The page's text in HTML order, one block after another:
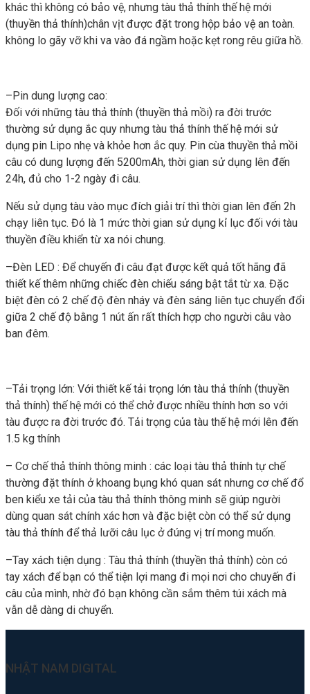
khác thì không có bảo vệ, nhưng tàu thả thính thế hệ mới
(thuyền thả thính)chân vịt được đặt trong hộp bảo vệ an toàn.
không lo gãy vỡ khi va vào đá ngầm hoặc kẹt rong rêu giữa hồ.
–Pin dung lượng cao:
Đối với những tàu thả thính (thuyền thả mồi) ra đời trước
thường sử dụng ắc quy nhưng tàu thả thính thế hệ mới sử
dụng pin Lipo nhẹ và khỏe hơn ắc quy. Pin cùa thuyền thả mồi
câu có dung lượng đến 5200mAh, thời gian sử dụng lên đến
24h, đủ cho 1-2 ngày đi câu.
Nếu sử dụng tàu vào mục đích giải trí thì thời gian lên đến 2h
chạy liên tục. Đó là 1 mức thời gian sử dụng kỉ lục đối với tàu
thuyền điều khiển từ xa nói chung.
–Đèn LED : Để chuyến đi câu đạt được kết quả tốt hãng đã
thiết kế thêm những chiếc đèn chiếu sáng bật tắt từ xa. Đặc
biệt đèn có 2 chế độ đèn nháy và đèn sáng liên tục chuyển đổi
giữa 2 chế độ bằng 1 nút ấn rất thích hợp cho người câu vào
ban đêm.
–Tải trọng lớn: Với thiết kế tải trọng lớn tàu thả thính (thuyền
thả thính) thế hệ mới có thể chở được nhiều thính hơn so với
tàu được ra đời trước đó. Tải trọng của tàu thế hệ mới lên đến
1.5 kg thính
– Cơ chế thả thính thông minh : các loại tàu thả thính tự chế
thường đặt thính ở khoang bụng khó quan sát nhưng cơ chế đổ
ben kiểu xe tải của tàu thả thính thông minh sẽ giúp người
dùng quan sát chính xác hơn và đặc biệt còn có thể sử dụng
tàu thả thính để thả lưỡi câu lục ở đúng vị trí mong muốn.
–Tay xách tiện dụng : Tàu thả thính (thuyền thả thính) còn có
tay xách để bạn có thể tiện lợi mang đi mọi nơi cho chuyến đi
câu của mình, nhờ đó bạn không cần sắm thêm túi xách mà
vẫn dễ dàng di chuyển.
NHẬT NAM DIGITAL